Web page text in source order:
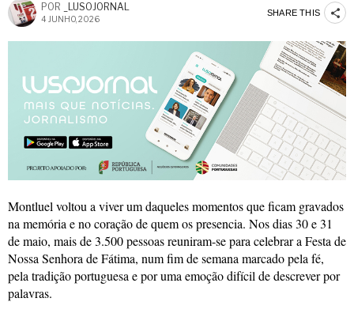
POR _LUSOJORNAL
4 JUNHO, 2026
SHARE THIS
Montluel voltou a viver um daqueles momentos que ficam gravados
na memória e no coração de quem os presencia. Nos dias 30 e 31
de maio, mais de 3.500 pessoas reuniram-se para celebrar a Festa de
Nossa Senhora de Fátima, num fim de semana marcado pela fé,
pela tradição portuguesa e por uma emoção difícil de descrever por
palavras.